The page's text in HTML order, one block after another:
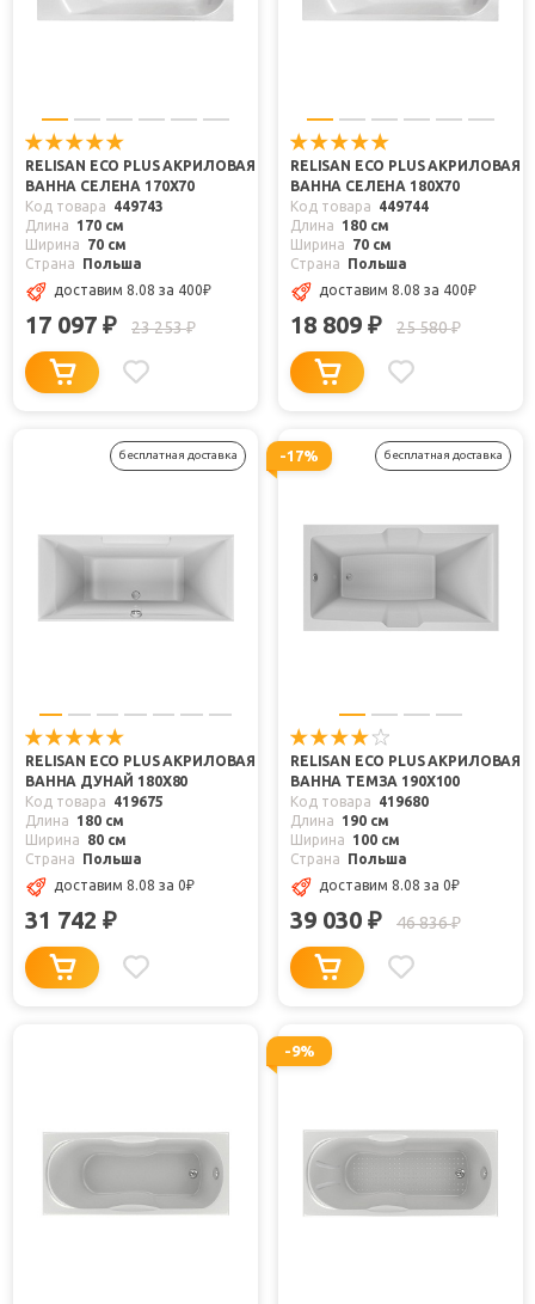
RELISAN ECO PLUS АКРИЛОВАЯ
ВАННА СЕЛЕНА 170X70
Код товара
449743
Длина
170 см
Ширина
70 см
Страна
Польша
доставим 8.08 за 400₽
17 097 ₽ 23 253₽
RELISAN ECO PLUS АКРИЛОВАЯ
ВАННА СЕЛЕНА 180X70
Код товара
449744
Длина
180 см
Ширина
70 см
Страна
Польша
доставим 8.08 за 400₽
18 809 ₽ 25 580₽
бесплатная доставка
RELISAN ECO PLUS АКРИЛОВАЯ
ВАННА ДУНАЙ 180Х80
Код товара
419675
Длина
180 см
Ширина
80 см
Страна
Польша
доставим 8.08 за 0₽
31 742 ₽
-17% бесплатная доставка
RELISAN ECO PLUS АКРИЛОВАЯ
ВАННА ТЕМЗА 190Х100
Код товара
419680
Длина
190 см
Ширина
100 см
Страна
Польша
доставим 8.08 за 0₽
39 030 ₽ 46 836₽
-9%